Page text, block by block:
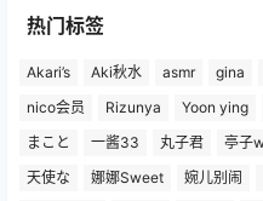
热门标签
Akari’s Aki秋水 asmr gina
nico会员
Rizunya Yoon ying
まこと
一酱33 丸子君 亭子
天使な
娜娜Sweet 婉儿别闹